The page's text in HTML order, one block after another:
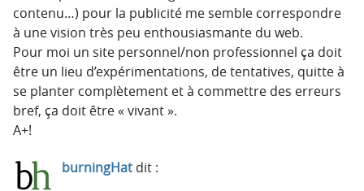
contenu…) pour la publicité me semble correspondre
à une vision très peu enthousiasmante du web.
Pour moi un site personnel/non professionnel ça doit
être un lieu d’expérimentations, de tentatives, quitte à
se planter complètement et à commettre des erreurs
bref, ça doit être « vivant ».
A+!
burningHat dit :